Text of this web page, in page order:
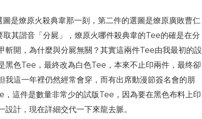
是燎原火殺典韋那一刻，第二件的選圖是燎原廣敗曹仁
其諧音「分屍」，燎原火哪件殺典韋的Tee的確是在分
斬開，為什麼與分屍無關？其實這兩件Tee由我最初的設
黑色Tee，最終改為白色Tee，本來不止印兩件，最终卻
這一年裡仍然經常會穿，而有出席動漫節簽名會的朋
這件是數量非常少的試版Tee，因為要在黑色布料上印
計，現在詳細交代一下來龍去脈。